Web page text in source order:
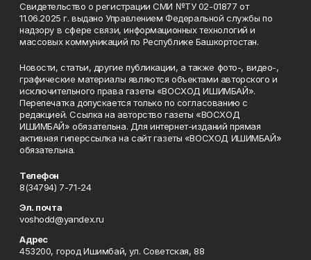
Свидетельство о регистрации СМИ №ТУ 02-01877 от
11.06.2025 г. выдано Управлением Федеральной службы по
надзору в сфере связи, информационных технологий и
массовых коммуникаций по Республике Башкортостан.
Новости, статьи, другие публикации, а также фото-, видео-,
графические материалы являются объектами авторского и
исключительного права газеты «ВОСХОД ИШИМБАЙ».
Перепечатка допускается только по согласованию с
редакцией. Ссылка на авторство газеты «ВОСХОД
ИШИМБАЙ» обязательна. Для интернет-изданий прямая
активная гиперссылка на сайт газеты «ВОСХОД ИШИМБАЙ»
обязательна.
Телефон
8(34794) 7-71-24
Эл. почта
voshodd@yandex.ru
Адрес
453200, город Ишимбай, ул. Советская, 88